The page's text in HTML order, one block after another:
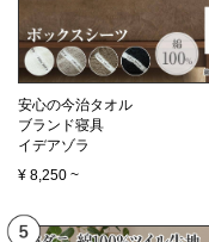
安心の今治タオル
ブランド寝具
イデアゾラ
¥ 8,250 ~